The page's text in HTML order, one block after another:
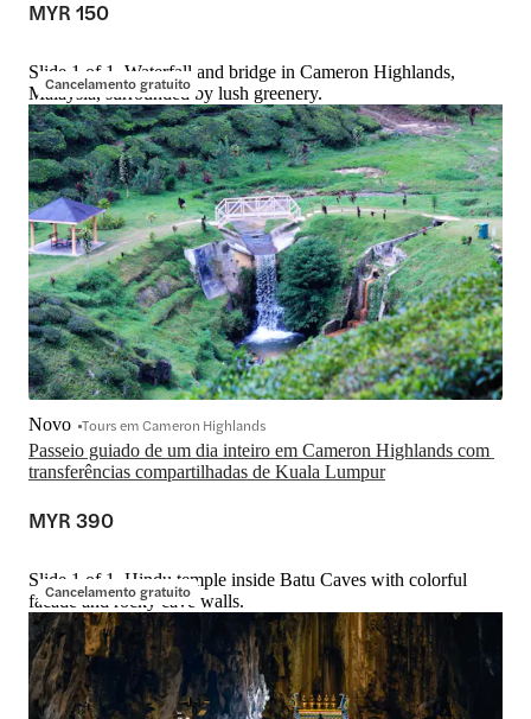
MYR 150
Cancelamento gratuito
Slide 1 of 1, Waterfall and bridge in Cameron Highlands,
Malaysia, surrounded by lush greenery.
Passeio guiado de um dia inteiro em Cameron Highlands com
transferências compartilhadas de Kuala Lumpur
Novo Tours em Cameron Highlands
MYR 390
Cancelamento gratuito
Slide 1 of 1, Hindu temple inside Batu Caves with colorful
facade and rocky cave walls.